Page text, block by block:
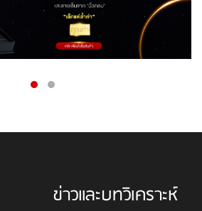
ข่าวและบทวิเคราะห์